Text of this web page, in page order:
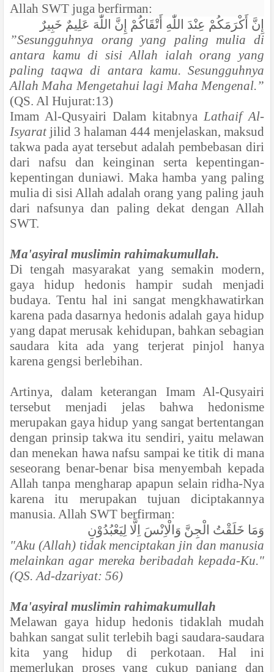
Allah SWT juga berfirman:
إِنَّ أَكْرَمَكُمْ عِنْدَ اللّٰهِ أَتْقَاكُمْ إِنَّ اللّٰهَ عَلِيمٌ خَبِيرٌ
”Sesungguhnya orang yang paling mulia di
antara kamu di sisi Allah ialah orang yang
paling taqwa di antara kamu. Sesungguhnya
Allah Maha Mengetahui lagi Maha Mengenal.”
(QS. Al Hujurat:13)
Imam Al-Qusyairi Dalam kitabnya Lathaif Al-
Isyaratjilid 3 halaman 444 menjelaskan, maksud
takwa pada ayat tersebut adalah pembebasan diri
dari nafsu dan keinginan serta kepentingan-
kepentingan duniawi. Maka hamba yang paling
mulia di sisi Allah adalah orang yang paling jauh
dari nafsunya dan paling dekat dengan Allah
SWT.
Ma'asyiral muslimin rahimakumullah.
Di tengah masyarakat yang semakin modern,
gaya hidup hedonis hampir sudah menjadi
budaya. Tentu hal ini sangat mengkhawatirkan
karena pada dasarnya hedonis adalah gaya hidup
yang dapat merusak kehidupan, bahkan sebagian
saudara kita ada yang terjerat pinjol hanya
karena gengsi berlebihan.
Artinya, dalam keterangan Imam Al-Qusyairi
tersebut menjadi jelas bahwa hedonisme
merupakan gaya hidup yang sangat bertentangan
dengan prinsip takwa itu sendiri, yaitu melawan
dan menekan hawa nafsu sampai ke titik di mana
seseorang benar-benar bisa menyembah kepada
Allah tanpa mengharap apapun selain ridha-Nya
karena itu merupakan tujuan diciptakannya
manusia. Allah SWT berfirman:
وَمَا خَلَقْتُ الْجِنَّ وَالْاِنْسَ اِلَّا لِيَعْبُدُوْنِ
"Aku (Allah) tidak menciptakan jin dan manusia
melainkan agar mereka beribadah kepada-Ku."
(QS. Ad-dzariyat: 56)
Ma'asyiral muslimin rahimakumullah
Melawan gaya hidup hedonis tidaklah mudah
bahkan sangat sulit terlebih bagi saudara-saudara
kita yang hidup di perkotaan. Hal ini
memerlukan proses yang cukup panjang dan